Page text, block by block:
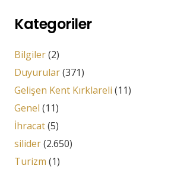
Kategoriler
Bilgiler(2)
Duyurular(371)
Gelişen Kent Kırklareli (11)
Genel (11)
İhracat(5)
silider(2.650)
Turizm (1)